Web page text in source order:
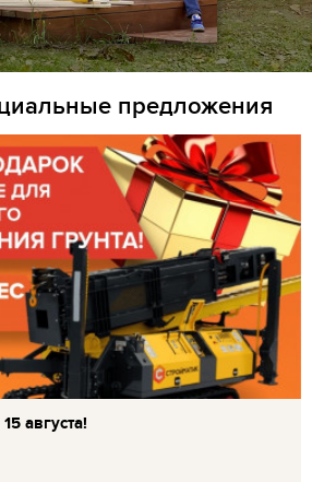
предложения
августа!